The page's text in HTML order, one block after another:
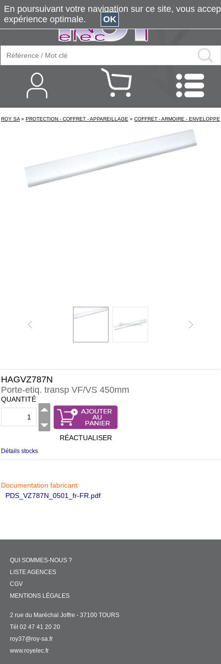
ROY SA » PROTECTION - COFFRET - APPAREILLAGE » COFFRET - ARMOIRE - ENVELOPPE
HAGVZ787N
Porte-etiq. transp VF/VS 450mm
QUANTITÉ
RÉACTUALISER
Détails stocks
Documentation fabricant
PDS_VZ787N_0501_fr-FR.pdf
QUI SOMMES-NOUS ?
LISTE AGENCES
CGV
MENTIONS LÉGALES
2 rue du Maréchal Joffre - 37100 TOURS
Tél 02 47 41 20 20
roy37@roy-sa.fr
www.royelec.fr
En poursuivant votre navigation sur ce site, vous
expérience optimale.
OK